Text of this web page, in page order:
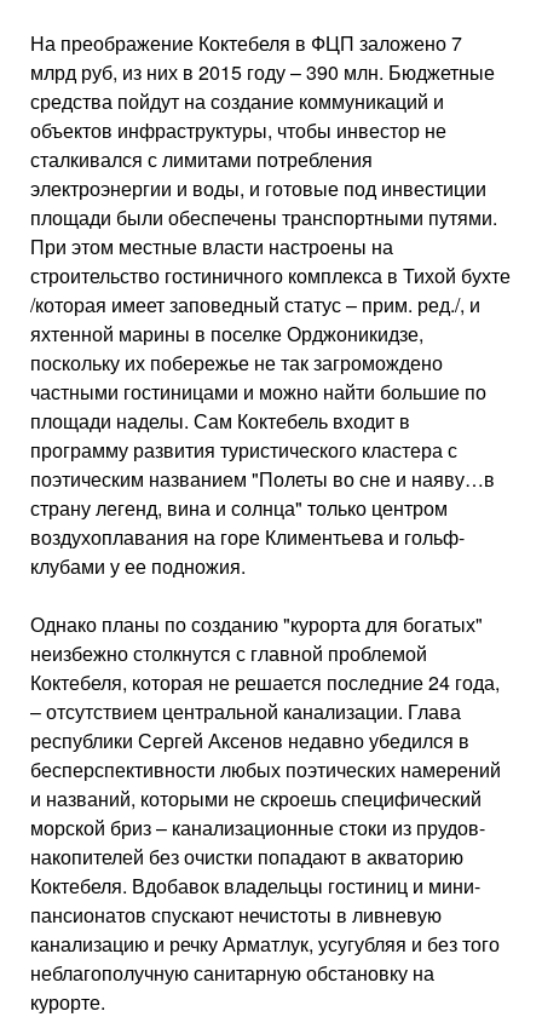
На преображение Коктебеля в ФЦП заложено 7
млрд руб, из них в 2015 году – 390 млн. Бюджетные
средства пойдут на создание коммуникаций и
объектов инфраструктуры, чтобы инвестор не
сталкивался с лимитами потребления
электроэнергии и воды, и готовые под инвестиции
площади были обеспечены транспортными путями.
При этом местные власти настроены на
строительство гостиничного комплекса в Тихой бухте
/которая имеет заповедный статус – прим. ред./, и
яхтенной марины в поселке Орджоникидзе,
поскольку их побережье не так загромождено
частными гостиницами и можно найти большие по
площади наделы. Сам Коктебель входит в
программу развития туристического кластера с
поэтическим названием "Полеты во сне и наяву…в
страну легенд, вина и солнца" только центром
воздухоплавания на горе Климентьева и гольф-
клубами у ее подножия.
Однако планы по созданию "курорта для богатых"
неизбежно столкнутся с главной проблемой
Коктебеля, которая не решается последние 24 года,
– отсутствием центральной канализации. Глава
республики Сергей Аксенов недавно убедился в
бесперспективности любых поэтических намерений
и названий, которыми не скроешь специфический
морской бриз – канализационные стоки из прудов-
накопителей без очистки попадают в акваторию
Коктебеля. Вдобавок владельцы гостиниц и мини-
пансионатов спускают нечистоты в ливневую
канализацию и речку Арматлук, усугубляя и без того
неблагополучную санитарную обстановку на
курорте.